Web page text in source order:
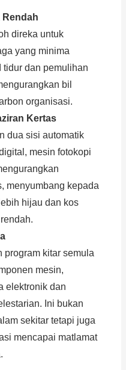
Rendah
direka untuk
yang minima
tidur dan pemulihan
bil
organisasi.
Kertas
dua sisi automatik
mesin fotokopi
menyumbang kepada
hijau dan kos
program kitar semula
mesin,
elektronik dan
Ini bukan
sekitar tetapi juga
mencapai matlamat